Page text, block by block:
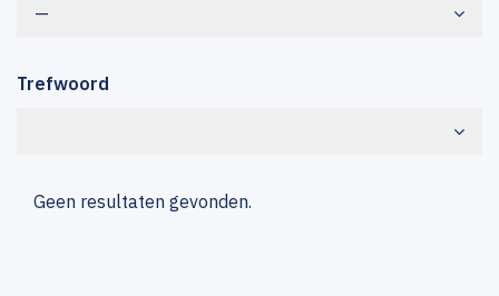
—
Trefwoord
Geen resultaten gevonden.